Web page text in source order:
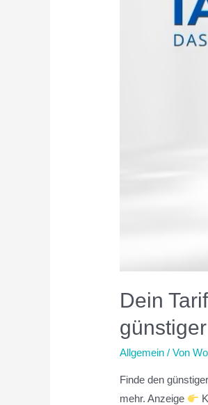
Dein
günstiger
Allgemein / Von
Finde den
mehr. Anzeige